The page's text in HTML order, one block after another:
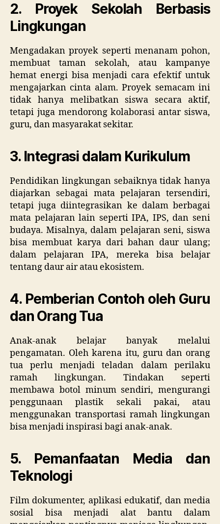
2. Proyek Sekolah Berbasis
Lingkungan
Mengadakan proyek seperti menanam pohon,
membuat taman sekolah, atau kampanye
hemat energi bisa menjadi cara efektif untuk
mengajarkan cinta alam. Proyek semacam ini
tidak hanya melibatkan siswa secara aktif,
tetapi juga mendorong kolaborasi antar siswa,
guru, dan masyarakat sekitar.
3. Integrasi dalam Kurikulum
Pendidikan lingkungan sebaiknya tidak hanya
diajarkan sebagai mata pelajaran tersendiri,
tetapi juga diintegrasikan ke dalam berbagai
mata pelajaran lain seperti IPA, IPS, dan seni
budaya. Misalnya, dalam pelajaran seni, siswa
bisa membuat karya dari bahan daur ulang;
dalam pelajaran IPA, mereka bisa belajar
tentang daur air atau ekosistem.
4. Pemberian Contoh oleh Guru
dan Orang Tua
Anak-anak belajar banyak melalui
pengamatan. Oleh karena itu, guru dan orang
tua perlu menjadi teladan dalam perilaku
ramah lingkungan. Tindakan seperti
membawa botol minum sendiri, mengurangi
penggunaan plastik sekali pakai, atau
menggunakan transportasi ramah lingkungan
bisa menjadi inspirasi bagi anak-anak.
5. Pemanfaatan Media dan
Teknologi
Film dokumenter, aplikasi edukatif, dan media
sosial bisa menjadi alat bantu dalam